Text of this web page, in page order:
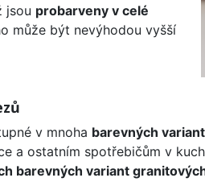
jsou probarveny v celé
může být nevýhodou vyšší
v mnoha barevných
a ostatním spotřebičům v
barevných variant